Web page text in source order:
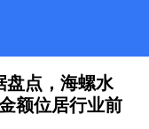
盘点，海螺水
额位居行业前